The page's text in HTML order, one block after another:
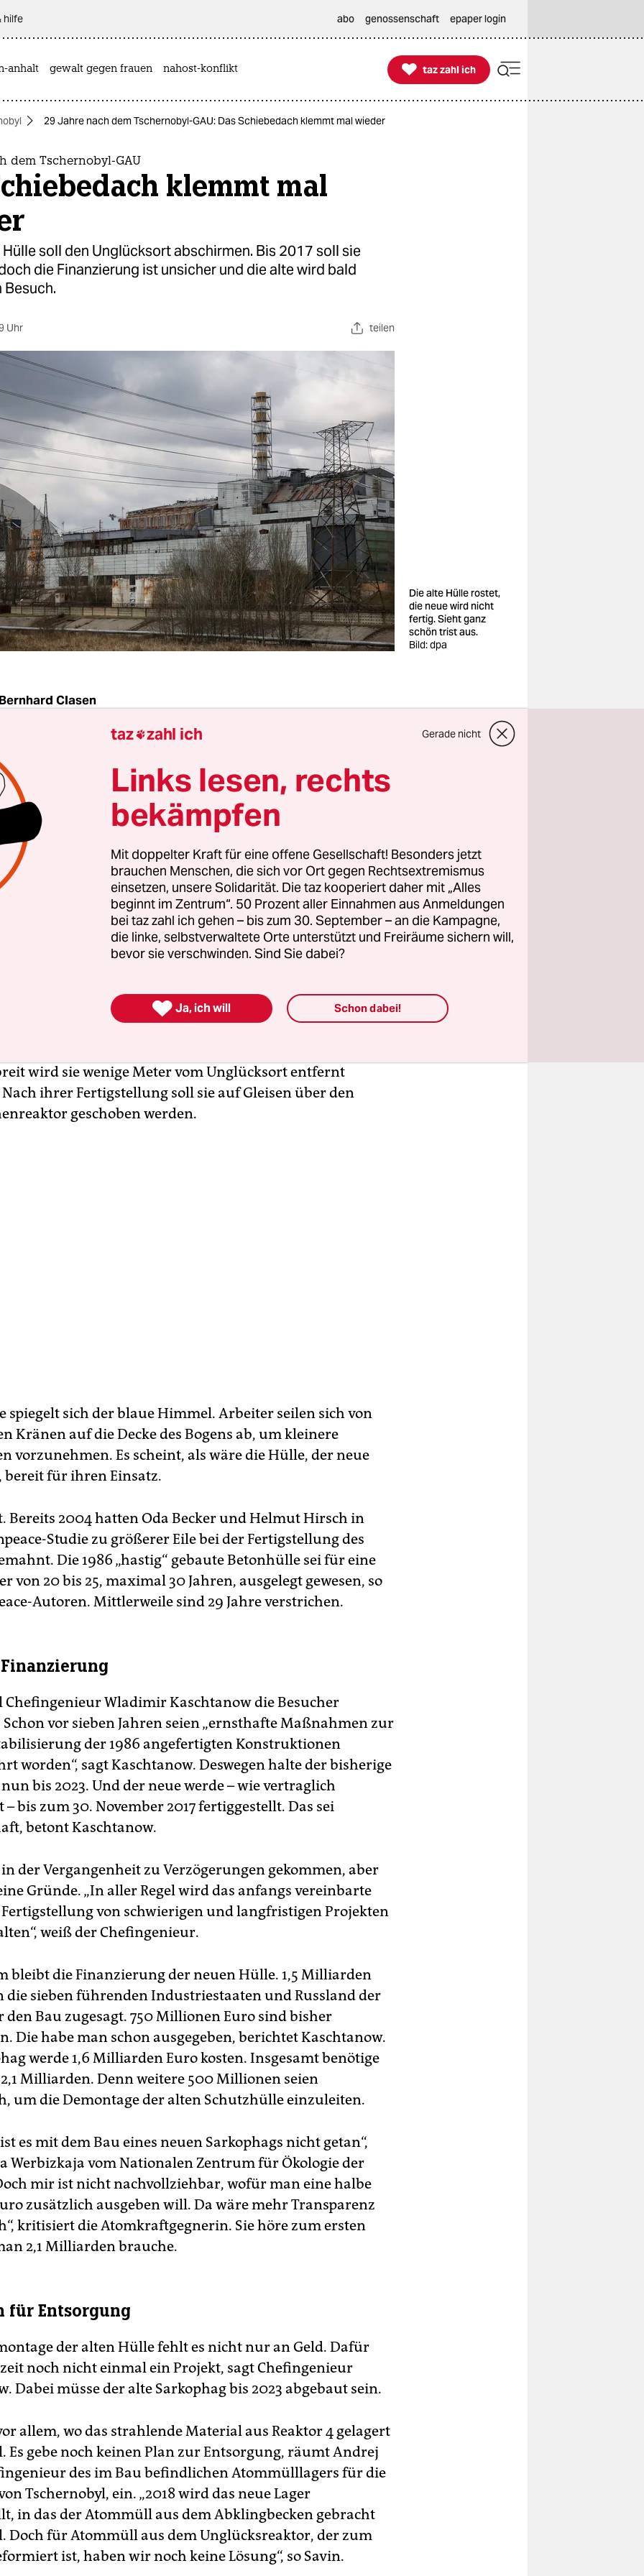
hilfe abo genossenschaft epaper login
anhalt gewalt gegen frauen nahost-konflikt 
taz zahl ich
taz zahl ich
29 Jahre nach dem Tschernobyl-GAU: Das Schiebedach klemmt mal wieder
dem Tschernobyl-GAU
klemmt mal
Hülle soll den Unglücksort abschirmen. Bis 2017 soll sie
die Finanzierung ist unsicher und die alte wird bald
Besuch.
Uhr teilen
Die alte Hülle rostet,
die neue wird nicht
fertig. Sieht ganz
schön trist aus.
Bild: dpa
Bernhard Clasen
Kofferraum des Pkws in Augenschein. Erst dann darf das
Ort weiterfahren, den es vielleicht verflucht: Tschernobyl.
Krieg. Jederzeit könnten sich Saboteure in die
einschleusen und unserem Land riesigen Schaden
die Sprecherin von Energoatom, Ilona Sajez, die
Zwanzig Minuten braucht ein Auto vom
zum Unglücksreaktor, vorbei an einsamen Fichten- und
ein Bus mit Uniformierten fährt über das
wird sie wenige Meter vom Unglücksort entfernt
ihrer Fertigstellung soll sie auf Gleisen über den
geschoben werden.
spiegelt sich der blaue Himmel. Arbeiter seilen sich von
Kränen auf die Decke des Bogens ab, um kleinere
vorzunehmen. Es scheint, als wäre die Hülle, der neue
bereit für ihren Einsatz.
Bereits 2004 hatten Oda Becker und Helmut Hirsch in
Studie zu größerer Eile bei der Fertigstellung des
Die 1986 „hastig“ gebaute Betonhülle sei für eine
von 20 bis 25, maximal 30 Jahren, ausgelegt gewesen, so
Autoren. Mittlerweile sind 29 Jahre verstrichen.
Chefingenieur Wladimir Kaschtanow die Besucher
vor sieben Jahren seien „ernsthafte Maßnahmen zur
der 1986 angefertigten Konstruktionen
worden“, sagt Kaschtanow. Deswegen halte der bisherige
bis 2023. Und der neue werde – wie vertraglich
– bis zum 30. November 2017 fertiggestellt. Das sei
betont Kaschtanow.
in der Vergangenheit zu Verzögerungen gekommen, aber
Gründe. „In aller Regel wird das anfangs vereinbarte
von schwierigen und langfristigen Projekten
weiß der Chefingenieur.
bleibt die Finanzierung der neuen Hülle. 1,5 Milliarden
die sieben führenden Industriestaaten und Russland der
Bau zugesagt. 750 Millionen Euro sind bisher
Die habe man schon ausgegeben, berichtet Kaschtanow.
werde 1,6 Milliarden Euro kosten. Insgesamt benötige
Milliarden. Denn weitere 500 Millionen seien
um die Demontage der alten Schutzhülle einzuleiten.
es mit dem Bau eines neuen Sarkophags nicht getan“,
Werbizkaja vom Nationalen Zentrum für Ökologie der
mir ist nicht nachvollziehbar, wofür man eine halbe
zusätzlich ausgeben will. Da wäre mehr Transparenz
kritisiert die Atomkraftgegnerin. Sie höre zum ersten
2,1 Milliarden brauche.
für Entsorgung
der alten Hülle fehlt es nicht nur an Geld. Dafür
noch nicht einmal ein Projekt, sagt Chefingenieur
Dabei müsse der alte Sarkophag bis 2023 abgebaut sein.
allem, wo das strahlende Material aus Reaktor 4 gelagert
Es gebe noch keinen Plan zur Entsorgung, räumt Andrej
des im Bau befindlichen Atommülllagers für die
Tschernobyl, ein. „2018 wird das neue Lager
in das der Atommüll aus dem Abklingbecken gebracht
Doch für Atommüll aus dem Unglücksreaktor, der zum
ist, haben wir noch keine Lösung“, so Savin.
taz zahl ich Gerade nicht
Links lesen, rechts
bekämpfen
Mit doppelter Kraft für eine offene Gesellschaft! Besonders jetzt
brauchen Menschen, die sich vor Ort gegen Rechtsextremismus
einsetzen, unsere Solidarität. Die taz kooperiert daher mit „Alles
beginnt im Zentrum“. 50 Prozent aller Einnahmen aus Anmeldungen
bei taz zahl ich gehen – bis zum 30. September – an die Kampagne,
die linke, selbstverwaltete Orte unterstützt und Freiräume sichern will,
bevor sie verschwinden. Sind Sie dabei?
 Ja, ich will Schon dabei!